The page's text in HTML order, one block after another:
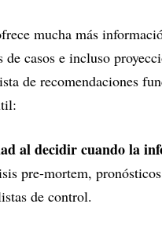
mucha más
casos e incluso
de recomendaciones
al decidir cuando la
pre-mortem, pronósticos
de control.